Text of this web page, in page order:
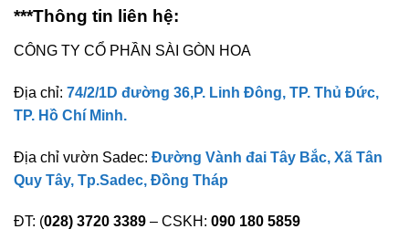
***Thông tin liên hệ:
CÔNG TY CỔ PHẦN SÀI GÒN HOA
Địa chỉ: 74/2/1D đường 36,P. Linh Đông, TP. Thủ Đức,
TP. Hồ Chí Minh.
Địa chỉ vườn Sadec: Đường Vành đai Tây Bắc, Xã Tân
Quy Tây, Tp.Sadec, Đồng Tháp
ĐT: (028) 3720 3389 – CSKH: 090 180 5859